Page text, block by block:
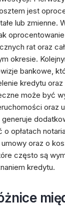
jest
lub zmienne.
oprocentowanie
rat oraz
okresie.
bankowe,
kredytu oraz
może być
oraz
o opłatach
oraz o
często są
kredytu.